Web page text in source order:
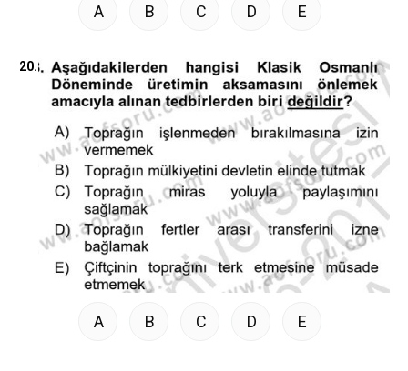
A B C D E
20.
A B C D E